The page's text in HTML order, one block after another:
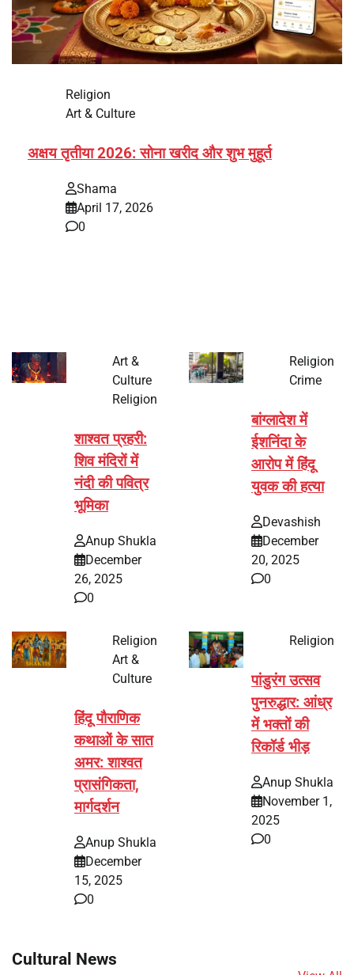
Religion
Art & Culture
अक्षय तृतीया 2026: सोना खरीद और शुभ मुहूर्त
Shama
April 17, 2026
0
Art &
Culture
Religion
शाश्वत प्रहरी:
शिव मंदिरों में
नंदी की पवित्र
भूमिका
Anup Shukla
December
26, 2025
0
Religion
Crime
बांग्लादेश में
ईशनिंदा के
आरोप में हिंदू
युवक की हत्या
Devashish
December
20, 2025
0
Religion
Art &
Culture
हिंदू पौराणिक
कथाओं के सात
अमर: शाश्वत
प्रासंगिकता,
मार्गदर्शन
Anup Shukla
December
15, 2025
0
Religion
पांडुरंग उत्सव
पुनरुद्धार: आंध्र
में भक्तों की
रिकॉर्ड भीड़
Anup Shukla
November 1,
2025
0
Cultural News